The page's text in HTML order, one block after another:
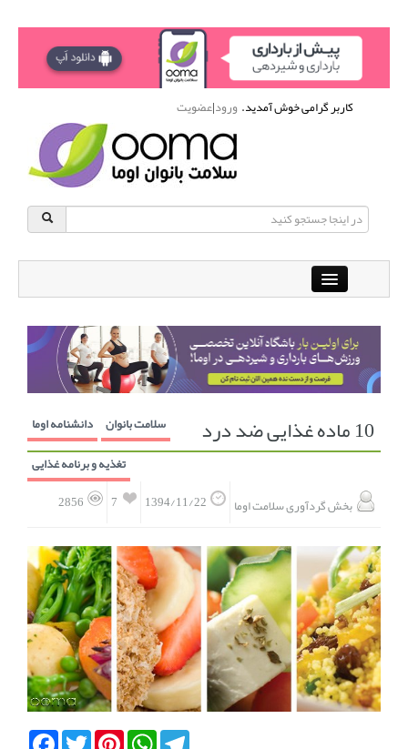
کاربر گرامی خوش آمدید.ورود|عضویت
باشگاه آنلاین ورزشی اوما
دانشنامه سلامت بانوان پرسش و پاسخ
انجمن متخصصین زنان و اوما انتخاب نام کودک
اپلیکیشن بارداری و کودک اوما
10 ماده غذایی ضد درد دانشنامه اوما سلامت بانوان
تغذیه و برنامه غذایی
2856
7 1394/11/22 بخش گردآوری سلامت اوما
FacebookTwitterPinterestWhatsAppTelegram